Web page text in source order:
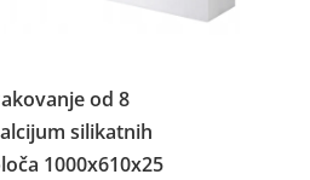
od 8
silikatnih
1000x610x25